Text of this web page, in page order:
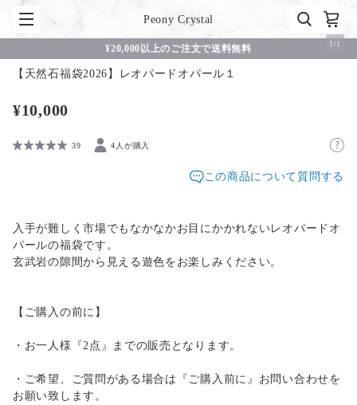
Peony Crystal
¥20,000以上のご注文で送料無料 1 /1
【天然石福袋2026】レオパードオパール１
¥10,000
39 4人が購入
この商品について質問する
入手が難しく市場でもなかなかお目にかかれないレオパードオ
パールの福袋です。
玄武岩の隙間から見える遊色をお楽しみください。
【ご購入の前に】
・お一人様『2点』までの販売となります。
・ご希望、ご質問がある場合は『ご購入前に』お問い合わせを
お願い致します。